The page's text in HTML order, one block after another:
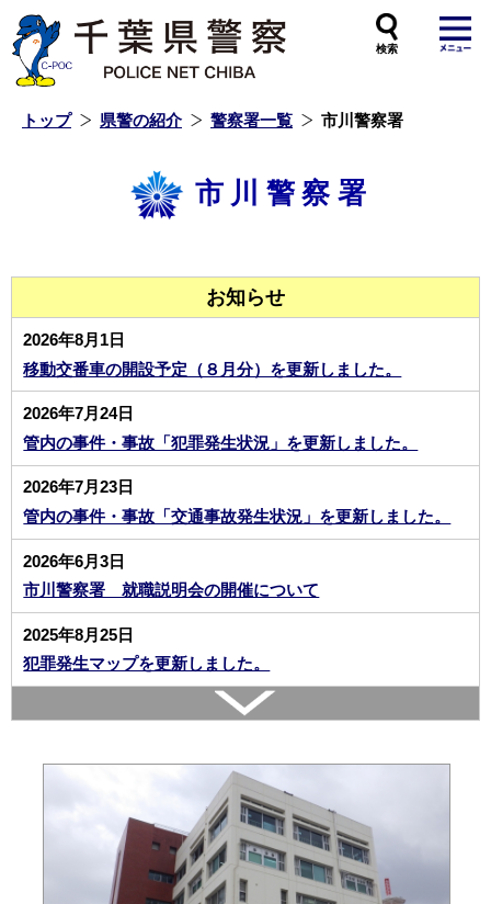
トップ 県警の紹介 警察署一覧 市川警察署
市川警察署
お知らせ
2026年8月1日
移動交番車の開設予定（８月分）を更新しました。
2026年7月24日
管内の事件・事故「犯罪発生状況」を更新しました。
2026年7月23日
管内の事件・事故「交通事故発生状況」を更新しました。
2026年6月3日
市川警察署 就職説明会の開催について
2025年8月25日
犯罪発生マップを更新しました。